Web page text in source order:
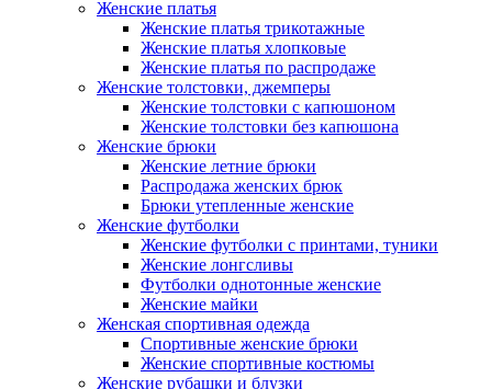
Женские платья
Женские платья трикотажные
Женские платья хлопковые
Женские платья по распродаже
Женские толстовки, джемперы
Женские толстовки с капюшоном
Женские толстовки без капюшона
Женские брюки
Женские летние брюки
Распродажа женских брюк
Брюки утепленные женские
Женские футболки
Женские футболки с принтами, туники
Женские лонгсливы
Футболки однотонные женские
Женские майки
Женская спортивная одежда
Спортивные женские брюки
Женские спортивные костюмы
Женские рубашки и блузки